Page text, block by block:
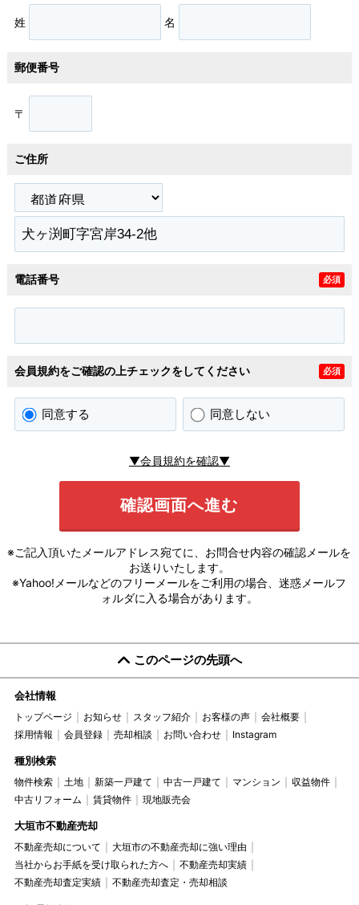
姓 名
郵便番号
〒
ご住所
電話番号 必須
会員規約をご確認の上チェックをしてください 必須
同意する 同意しない
▼会員規約を確認▼
※ご記入頂いたメールアドレス宛てに、お問合せ内容の確認メールを
お送りいたします。
※Yahoo!メールなどのフリーメールをご利用の場合、迷惑メールフ
ォルダに入る場合があります。
このページの先頭へ
会社情報
トップページ お知らせ スタッフ紹介 お客様の声
会社概要
採用情報
会員登録 売却相談 お問い合わせ Instagram
種別検索
物件検索 土地 新築一戸建て 中古一戸建て マンション
収益物件
中古リフォーム
賃貸物件 現地販売会
大垣市不動産売却
不動産売却について
大垣市の不動産売却に強い理由
当社からお手紙を受け取られた方へ
不動産売却実績
不動産売却査定実績
不動産売却査定・売却相談